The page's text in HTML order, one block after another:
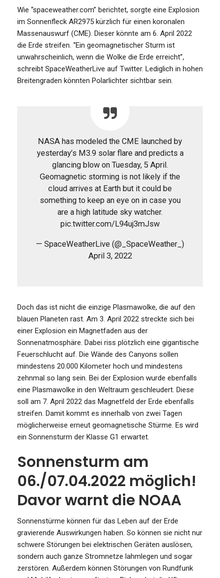
Wie “spaceweather.com” berichtet, sorgte eine Explosion
im Sonnenfleck AR2975 kürzlich für einen koronalen
Massenauswurf (CME). Dieser könnte am 6. April 2022
die Erde streifen. “Ein geomagnetischer Sturm ist
unwahrscheinlich, wenn die Wolke die Erde erreicht”,
schreibt SpaceWeatherLive auf Twitter. Lediglich in hohen
Breitengraden könnten Polarlichter sichtbar sein.
NASA has modeled the CME launched by
yesterday’s M3.9 solar flare and predicts a
glancing blow on Tuesday, 5 April.
Geomagnetic storming is not likely if the
cloud arrives at Earth but it could be
something to keep an eye on in case you
are a high latitude sky watcher.
pic.twitter.com/L94uj3mJsw
— SpaceWeatherLive (@_SpaceWeather_)
April 3, 2022
Doch das ist nicht die einzige Plasmawolke, die auf den
blauen Planeten rast. Am 3. April 2022 streckte sich bei
einer Explosion ein Magnetfaden aus der
Sonnenatmosphäre. Dabei riss plötzlich eine gigantische
Feuerschlucht auf. Die Wände des Canyons sollen
mindestens 20.000 Kilometer hoch und mindestens
zehnmal so lang sein. Bei der Explosion wurde ebenfalls
eine Plasmawolke in den Weltraum geschleudert. Diese
soll am 7. April 2022 das Magnetfeld der Erde ebenfalls
streifen. Damit kommt es innerhalb von zwei Tagen
möglicherweise erneut geomagnetische Stürme. Es wird
ein Sonnensturm der Klasse G1 erwartet.
Sonnensturm am
06./07.04.2022 möglich!
Davor warnt die NOAA
Sonnenstürme können für das Leben auf der Erde
gravierende Auswirkungen haben. So können sie nicht nur
schwere Störungen bei elektrischen Geräten auslösen,
sondern auch ganze Stromnetze lahmlegen und sogar
zerstören. Außerdem können Störungen von Rundfunk